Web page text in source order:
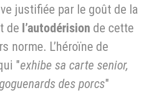
justifiée par le goût de la
de l’autodérision de cette
norme. L’héroïne de
"exhibe sa carte senior,
des porcs"